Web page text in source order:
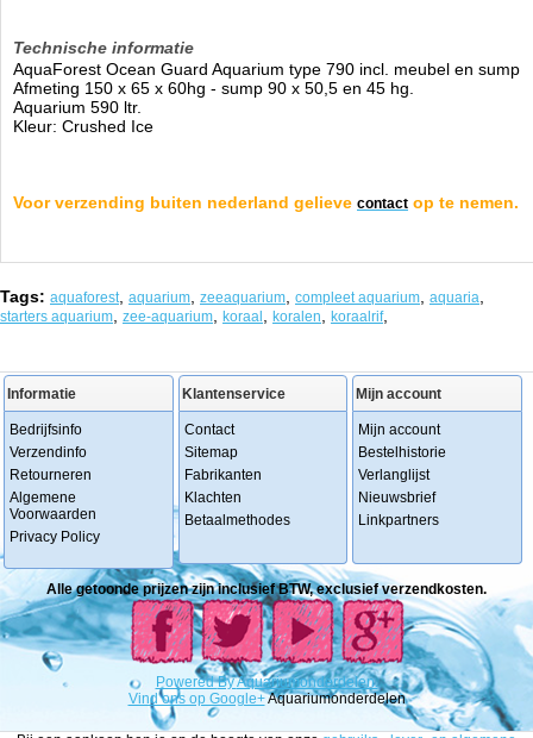
Technische informatie
AquaForest Ocean Guard Aquarium type 790 incl. meubel en sump
Afmeting 150 x 65 x 60hg - sump 90 x 50,5 en 45 hg.
Aquarium 590 ltr.
Kleur: Crushed Ice
Voor verzending buiten nederland gelieve contact op te nemen.
Tags: aquaforest aquarium zeeaquarium compleet aquarium aquaria
starters aquarium zee-aquarium koraal koralen koraalrif,
Informatie
Bedrijfsinfo
Verzendinfo
Retourneren
Algemene
Voorwaarden
Privacy Policy
Klantenservice
Contact
Sitemap
Fabrikanten
Klachten
Betaalmethodes
Mijn account
Mijn account
Bestelhistorie
Verlanglijst
Nieuwsbrief
Linkpartners
Alle getoonde prijzen zijn inclusief BTW, exclusief verzendkosten.
PoweredByAquariumonderdelen.
Vind ons op Google+Aquariumonderdelen